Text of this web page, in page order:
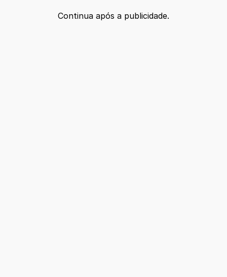
Continua após a publicidade.